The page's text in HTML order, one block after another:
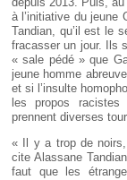
à l’initiative du jeune
Tandian, qu’il est le
fracasser un jour. Ils
« sale pédé » que
jeune homme
et si l’insulte
les propos racistes
prennent diverses
« Il y a trop de
cite Alassane
faut que les